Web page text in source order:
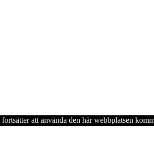
att använda den här webbplatsen